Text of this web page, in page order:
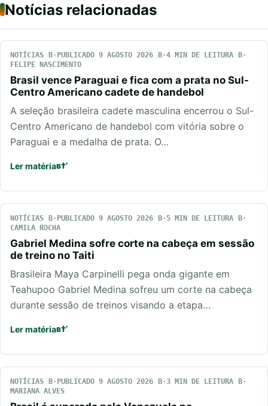
Notícias relacionadas
NOTÍCIAS PUBLICADO 9 AGOSTO 2026
4 MIN DE LEITURA
FELIPE NASCIMENTO
Brasil vence Paraguai e fica com a prata no Sul-
Centro Americano cadete de handebol
A seleção brasileira cadete masculina encerrou o Sul-
Centro Americano de handebol com vitória sobre o
Paraguai e a medalha de prata. O…
Ler matéria
NOTÍCIAS PUBLICADO 9 AGOSTO 2026
5 MIN DE LEITURA
CAMILA ROCHA
Gabriel Medina sofre corte na cabeça em sessão
de treino no Taiti
Brasileira Maya Carpinelli pega onda gigante em
Teahupoo Gabriel Medina sofreu um corte na cabeça
durante sessão de treinos visando a etapa…
Ler matéria
NOTÍCIAS PUBLICADO 9 AGOSTO 2026
3 MIN DE LEITURA
MARIANA ALVES